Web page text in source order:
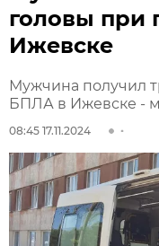
головы при
Ижевске
Мужчина получил
БПЛА в Ижевске -
08:45 17.11.2024